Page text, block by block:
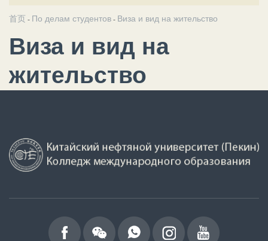
首页- По делам студентов- Виза и вид на жительство
Виза и вид на
жительство